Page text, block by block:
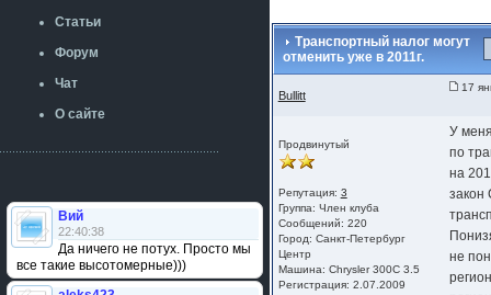
Статьи
Форум
Чат
О сайте
Вий
22:40:38
Да ничего не потух. Просто мы
все такие высотомерные)))
Транспортный налог могут
отменить уже в 2011г.
Bullitt
17
Продвинутый
Репутация: 3
Группа: Член клуба
Сообщений: 220
Город: Санкт-Петербург
Центр
Машина: Chrysler 300C 3.5
Регистрация: 2.07.2009
У
по
на
закон
не